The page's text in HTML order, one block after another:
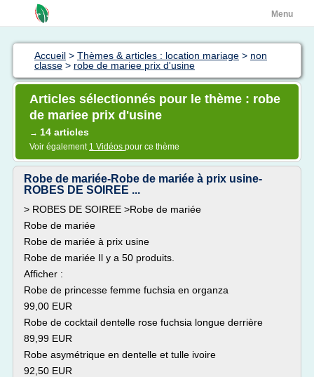
Menu
Accueil > Thèmes & articles : location mariage > non
classe > robe de mariee prix d'usine
Articles sélectionnés pour le thème : robe
de mariee prix d'usine
→ 14 articles
Voir également 1 Vidéos pour ce thème
Robe de mariée-Robe de mariée à prix usine-
ROBES DE SOIREE ...
> ROBES DE SOIREE >Robe de mariée
Robe de mariée
Robe de mariée à prix usine
Robe de mariée Il y a 50 produits.
Afficher :
Robe de princesse femme fuchsia en organza
99,00 EUR
Robe de cocktail dentelle rose fuchsia longue derrière
89,99 EUR
Robe asymétrique en dentelle et tulle ivoire
92,50 EUR